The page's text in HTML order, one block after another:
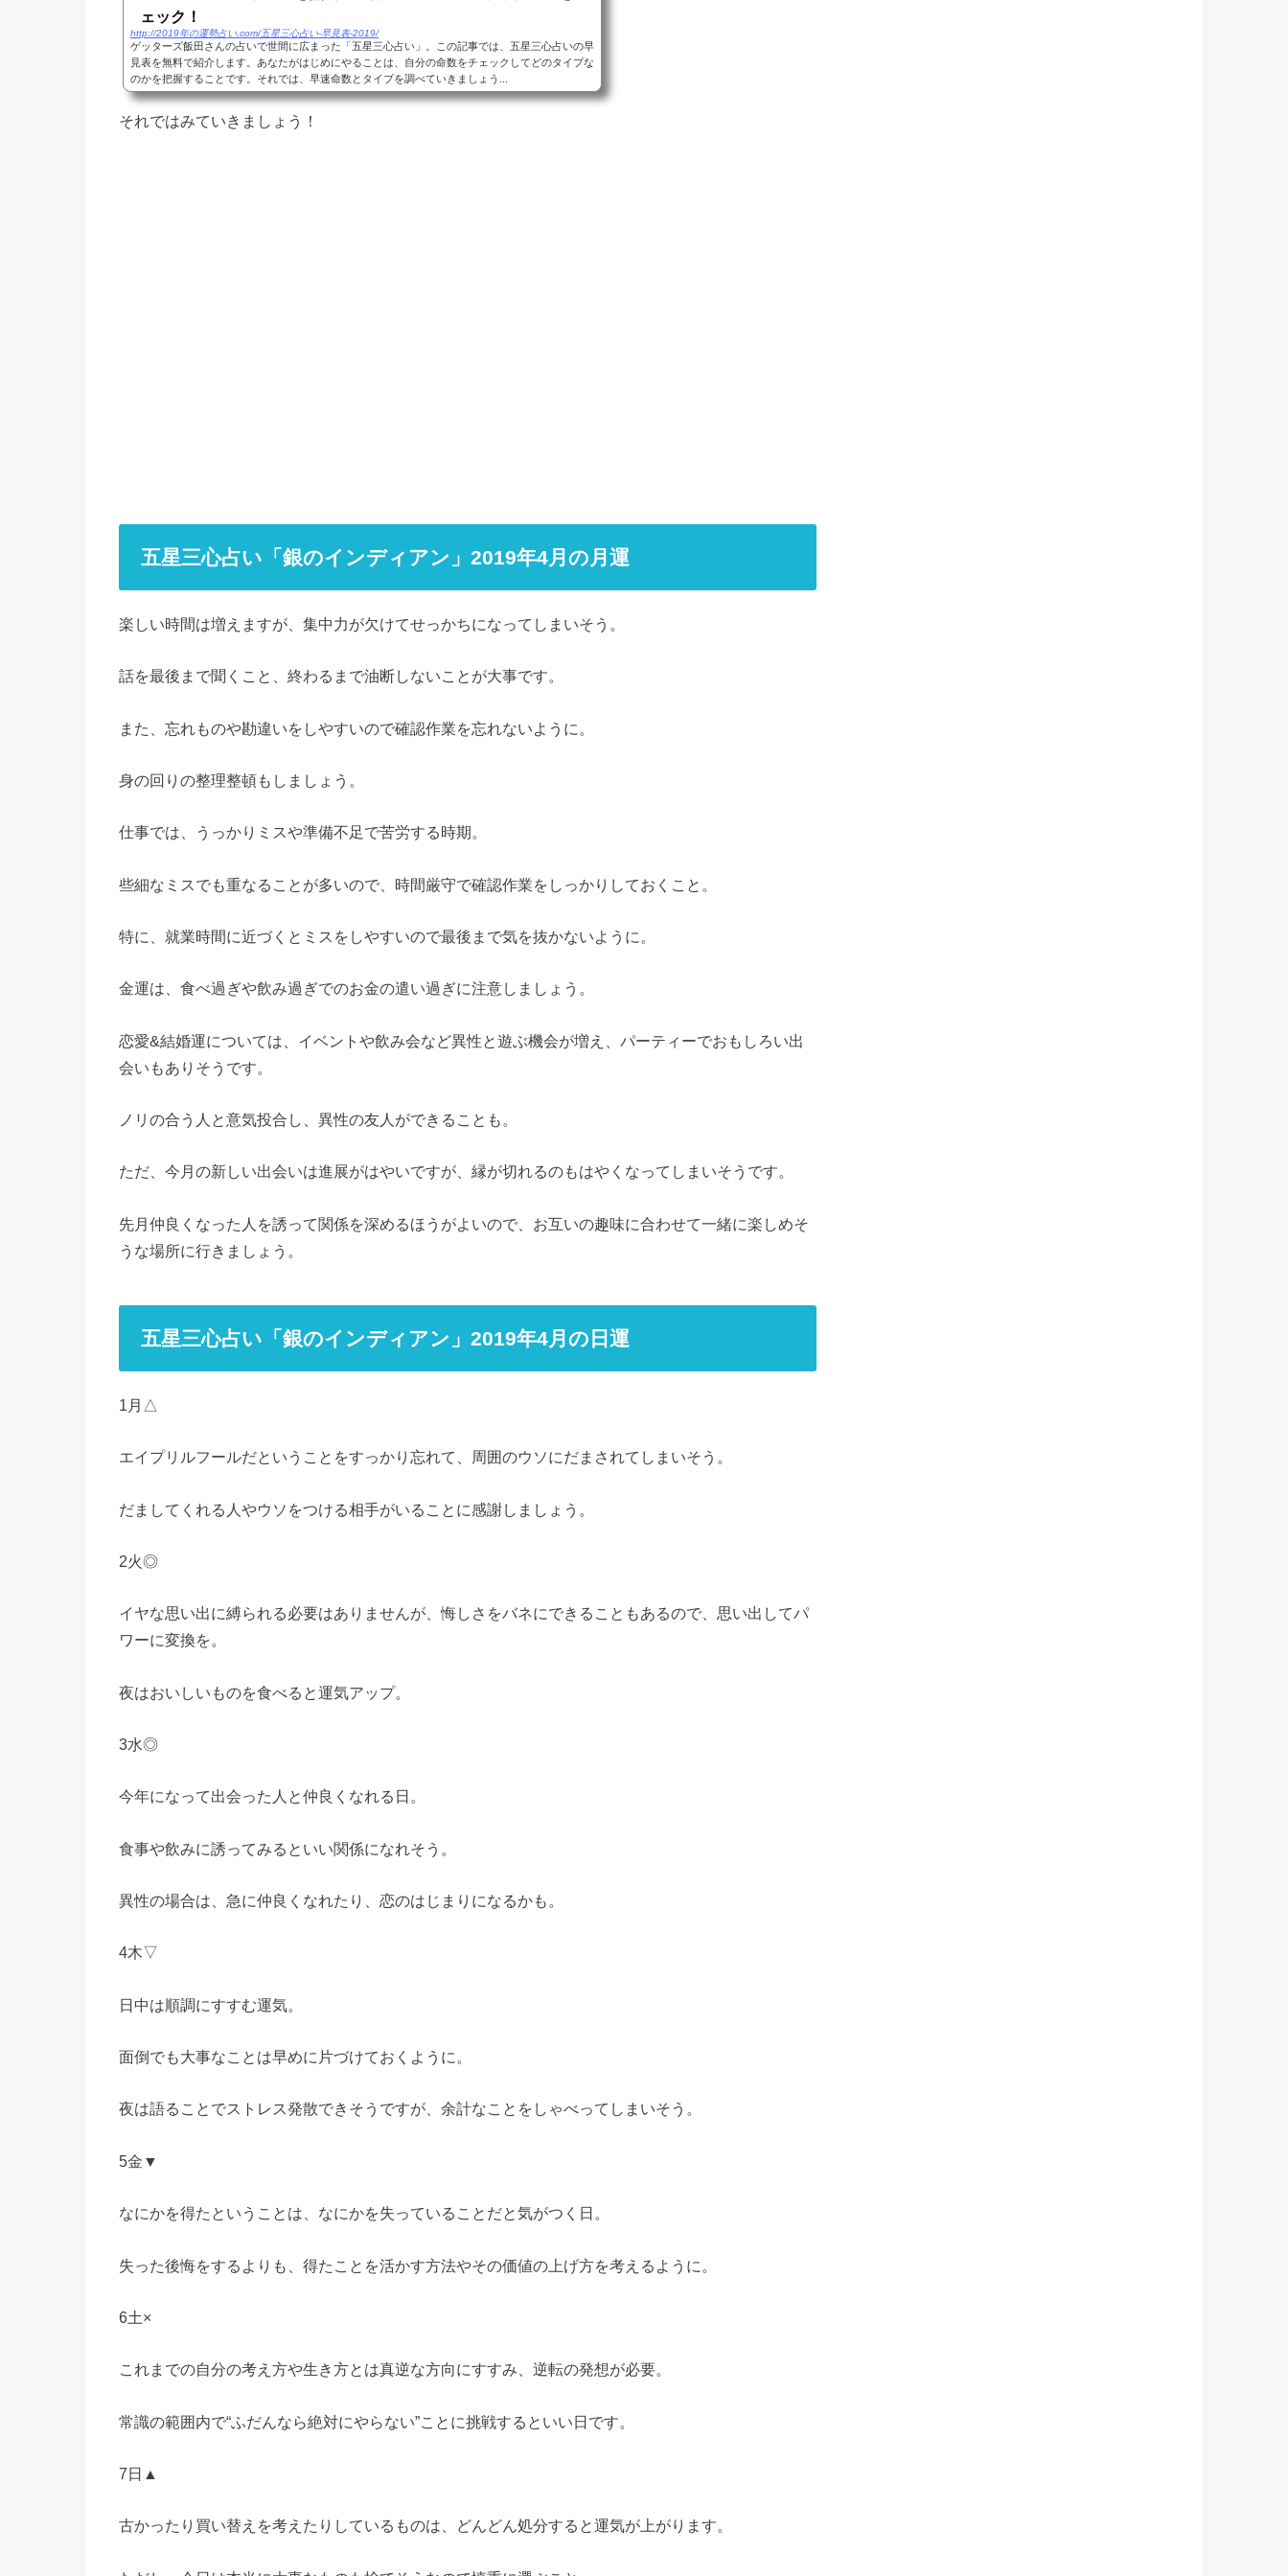
ェック！
http://2019年の運勢占い.com/五星三心占い-早見表-2019/
ゲッターズ飯田さんの占いで世間に広まった「五星三心占い」。この記事では、五星三心占いの早
見表を無料で紹介します。あなたがはじめにやることは、自分の命数をチェックしてどのタイプな
のかを把握することです。それでは、早速命数とタイプを調べていきましょう...
それではみていきましょう！
五星三心占い「銀のインディアン」2019年4月の月運
楽しい時間は増えますが、集中力が欠けてせっかちになってしまいそう。
話を最後まで聞くこと、終わるまで油断しないことが大事です。
また、忘れものや勘違いをしやすいので確認作業を忘れないように。
身の回りの整理整頓もしましょう。
仕事では、うっかりミスや準備不足で苦労する時期。
些細なミスでも重なることが多いので、時間厳守で確認作業をしっかりしておくこと。
特に、就業時間に近づくとミスをしやすいので最後まで気を抜かないように。
金運は、食べ過ぎや飲み過ぎでのお金の遣い過ぎに注意しましょう。
恋愛&結婚運については、イベントや飲み会など異性と遊ぶ機会が増え、パーティーでおもしろい出
会いもありそうです。
ノリの合う人と意気投合し、異性の友人ができることも。
ただ、今月の新しい出会いは進展がはやいですが、縁が切れるのもはやくなってしまいそうです。
先月仲良くなった人を誘って関係を深めるほうがよいので、お互いの趣味に合わせて一緒に楽しめそ
うな場所に行きましょう。
五星三心占い「銀のインディアン」2019年4月の日運
1月△
エイプリルフールだということをすっかり忘れて、周囲のウソにだまされてしまいそう。
だましてくれる人やウソをつける相手がいることに感謝しましょう。
2火◎
イヤな思い出に縛られる必要はありませんが、悔しさをバネにできることもあるので、思い出してパ
ワーに変換を。
夜はおいしいものを食べると運気アップ。
3水◎
今年になって出会った人と仲良くなれる日。
食事や飲みに誘ってみるといい関係になれそう。
異性の場合は、急に仲良くなれたり、恋のはじまりになるかも。
4木▽
日中は順調にすすむ運気。
面倒でも大事なことは早めに片づけておくように。
夜は語ることでストレス発散できそうですが、余計なことをしゃべってしまいそう。
5金▼
なにかを得たということは、なにかを失っていることだと気がつく日。
失った後悔をするよりも、得たことを活かす方法やその価値の上げ方を考えるように。
6土×
これまでの自分の考え方や生き方とは真逆な方向にすすみ、逆転の発想が必要。
常識の範囲内で“ふだんなら絶対にやらない”ことに挑戦するといい日です。
7日▲
古かったり買い替えを考えたりしているものは、どんどん処分すると運気が上がります。